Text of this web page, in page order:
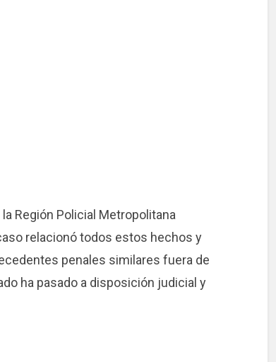
Región Policial Metropolitana
relacionó todos estos hechos y
penales similares fuera de
ha pasado a disposición judicial y